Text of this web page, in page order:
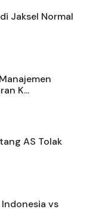
Jaksel Normal
K...
AS Tolak
vs